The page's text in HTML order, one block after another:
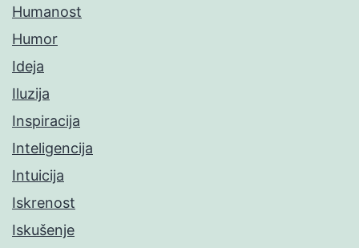
Humanost
Humor
Ideja
Iluzija
Inspiracija
Inteligencija
Intuicija
Iskrenost
Iskušenje